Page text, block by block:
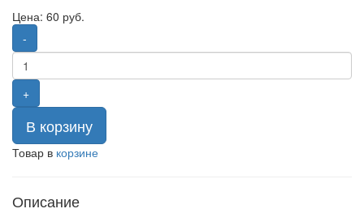
Цена: 60 руб.
-
+
В корзину
Товар в корзине
Описание